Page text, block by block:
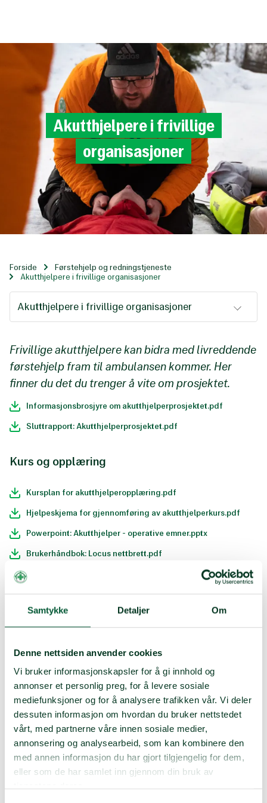
Samtykke Detaljer Om
Denne nettsiden anvender cookies
Vi bruker informasjonskapsler for å gi innhold og
annonser et personlig preg, for å levere sosiale
mediefunksjoner og for å analysere trafikken vår. Vi deler
dessuten informasjon om hvordan du bruker nettstedet
vårt, med partnerne våre innen sosiale medier,
annonsering og analysearbeid, som kan kombinere den
med annen informasjon du har gjort tilgjengelig for dem,
eller som de har samlet inn gjennom din bruk av
Akutthjelpereifrivillige
organisasjoner
Forside
Førstehjelp og redningstjeneste
Akutthjelpere i frivillige organisasjoner
Akutthjelpere i frivillige organisasjoner
Frivillige akutthjelpere kan bidra med livreddende
førstehjelp fram til ambulansen kommer. Her
finner du det du trenger å vite om prosjektet.
Informasjonsbrosjyre om akutthjelperprosjektet.pdf
Sluttrapport: Akutthjelperprosjektet.pdf
Kurs og opplæring
Kursplan for akutthjelperopplæring.pdf
Hjelpeskjema for gjennomføring av akutthjelperkurs.pdf
Powerpoint: Akutthjelper - operative emner.pptx
Brukerhåndbok: Locus nettbrett.pdf
Retrening for akutthjelpere.pdf
Forslag til timeplan: 5-10 deltakere og 2 instruktører.pdf
Velkommen til akutthjelperkurs - Akuttportalen.pdf
Operative prosedyrer og dokumenter
Prosedyre for akutthjelpere med Locus Toughpad.pdf
Prosedyre for akutthjelpere med akutthjelperapp.pdf
Akutthjelperskjema.pdf
Akutthjelperskjema med oksygenprosedyre.pdf